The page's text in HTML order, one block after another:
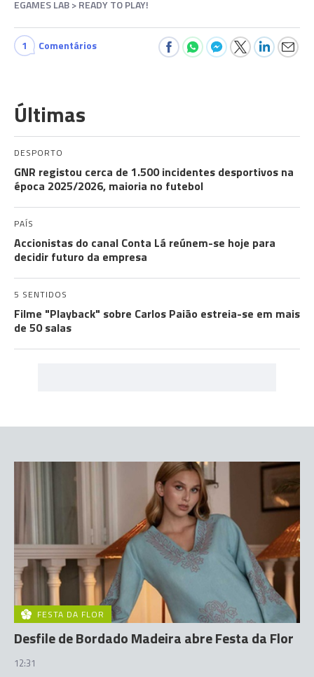
EGAMES LAB > READY TO PLAY!
1 Comentários
Últimas
DESPORTO
GNR registou cerca de 1.500 incidentes desportivos na
época 2025/2026, maioria no futebol
PAÍS
Accionistas do canal Conta Lá reúnem-se hoje para
decidir futuro da empresa
5 SENTIDOS
Filme "Playback" sobre Carlos Paião estreia-se em mais
de 50 salas
FESTA DA FLOR
Desfile de Bordado Madeira abre Festa da Flor
12:31